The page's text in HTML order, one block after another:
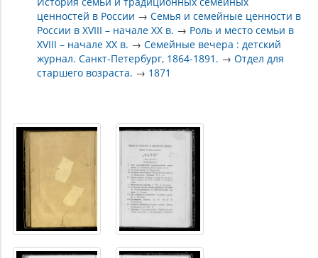
ценностей в России →Семья и семейные ценности в
России в XVIII – начале XX в. → Роль и место семьи в
XVIII – начале XX в. →Семейные вечера : детский
журнал. Санкт-Петербург, 1864-1891. →Отдел для
старшего возраста. → 1871